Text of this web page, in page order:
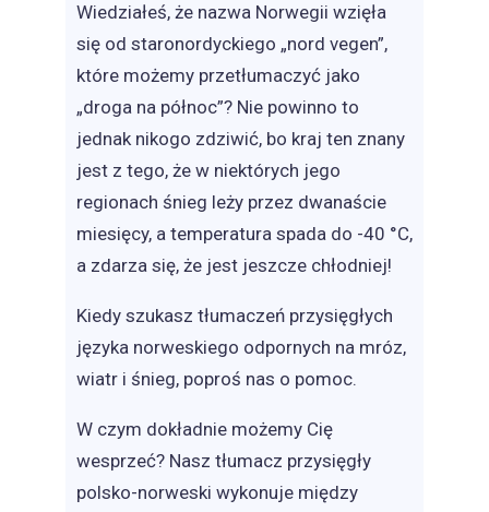
Wiedziałeś, że nazwa Norwegii wzięła
się od staronordyckiego „nord vegen”,
które możemy przetłumaczyć jako
„droga na północ”? Nie powinno to
jednak nikogo zdziwić, bo kraj ten znany
jest z tego, że w niektórych jego
regionach śnieg leży przez dwanaście
miesięcy, a temperatura spada do -40 °C,
a zdarza się, że jest jeszcze chłodniej!
Kiedy szukasz tłumaczeń przysięgłych
języka norweskiego odpornych na mróz,
wiatr i śnieg, poproś nas o pomoc.
W czym dokładnie możemy Cię
wesprzeć? Nasz tłumacz przysięgły
polsko-norweski wykonuje między